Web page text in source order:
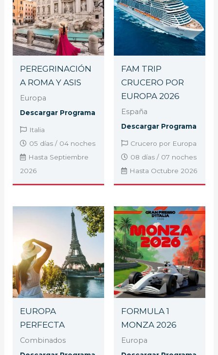
PEREGRINACIÓN
A ROMA Y ASIS
Europa
Descargar Programa
Italia
05 días / 04 noches
Hasta Septiembre
2026
FAM TRIP
CRUCERO POR
EUROPA 2026
España
Descargar Programa
Crucero por Europa
08 días / 07 noches
Hasta Octubre 2026
EUROPA
PERFECTA
Combinados
FORMULA 1
MONZA 2026
Europa